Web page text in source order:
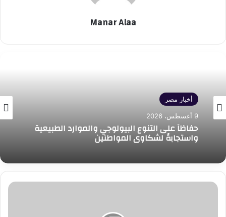
Manar Alaa
أخبار مصر
9 أغسطس، 2026
حفاظاً على التنوع البيولوجي والموارد الطبيعية
واستجابةً لشكاوى المواطنين
وزير